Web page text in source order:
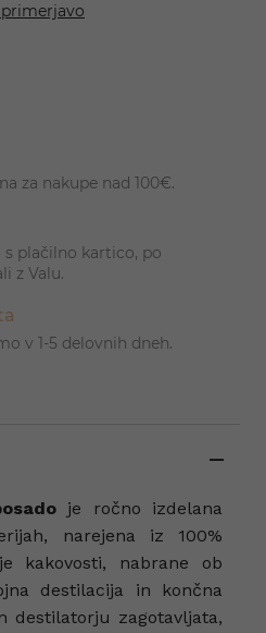
za nakupe nad 100€.
plačilno kartico, po
z Valu.
v 1-5 delovnih dneh.
je ročno izdelana
narejena iz 100%
kakovosti, nabrane ob
destilacija in končna
destilatorju zagotavljata,